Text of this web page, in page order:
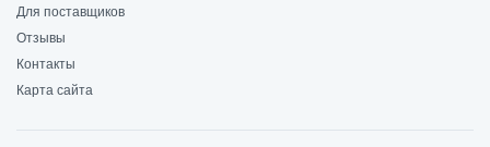
Для поставщиков
Отзывы
Контакты
Карта сайта